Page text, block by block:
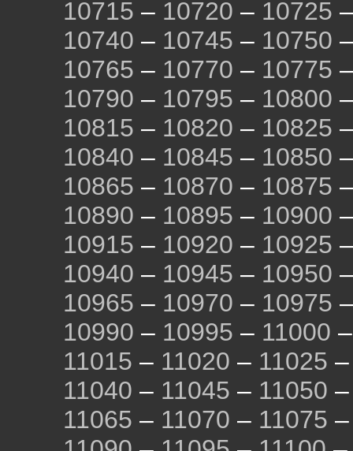
10715 – 10720 – 10725
10740 – 10745 – 10750
10765 – 10770 – 10775
10790 – 10795 – 10800
10815 – 10820 – 10825
10840 – 10845 – 10850
10865 – 10870 – 10875
10890 – 10895 – 10900
10915 – 10920 – 10925
10940 – 10945 – 10950
10965 – 10970 – 10975
10990 – 10995 – 11000
11015 – 11020 – 11025
11040 – 11045 – 11050
11065 – 11070 – 11075